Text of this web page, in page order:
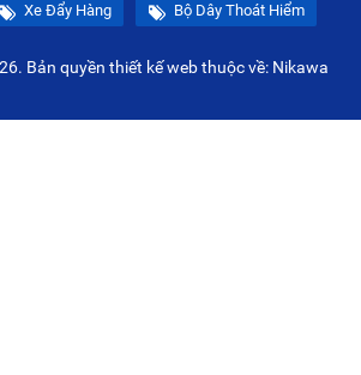
Xe Đẩy Hàng
Bộ Dây Thoát Hiểm
Bản quyền thiết kế webthuộc về: Nikawa